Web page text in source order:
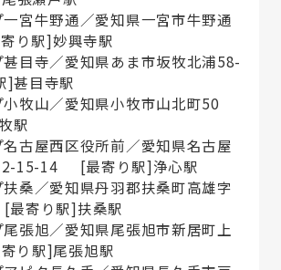
一宮牛野通／愛知県一宮市牛野通
駅]妙興寺駅
甚目寺／愛知県あま市坂牧北浦58-
目寺駅
小牧山／愛知県小牧市山北町50
駅
名古屋西区役所前／愛知県名古屋
2-15-14 [最寄り駅]浄心駅
扶桑／愛知県丹羽郡扶桑町高雄字
寄り駅]扶桑駅
尾張旭／愛知県尾張旭市新居町上
り駅]尾張旭駅